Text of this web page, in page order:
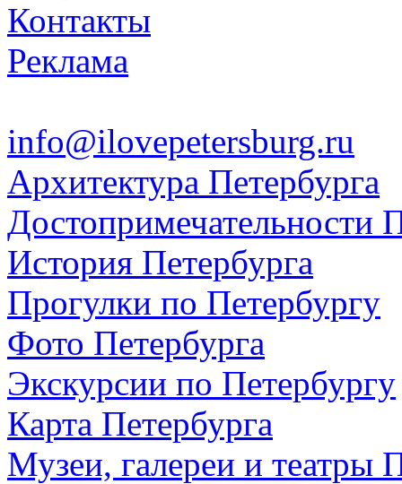
Контакты
Реклама
info@ilovepetersburg.ru
Архитектура Петербурга
Достопримечательности
История Петербурга
Прогулки по Петербургу
Фото Петербурга
Экскурсии по Петербургу
Карта Петербурга
Музеи, галереи и театры